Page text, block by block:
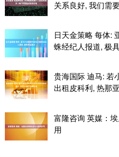
关系良好, 我们需
日天金策略 每体:
蛛经纪人报道, 极
贵海国际 迪马: 若
出租皮科利, 热那
富隆咨询 英媒：
用